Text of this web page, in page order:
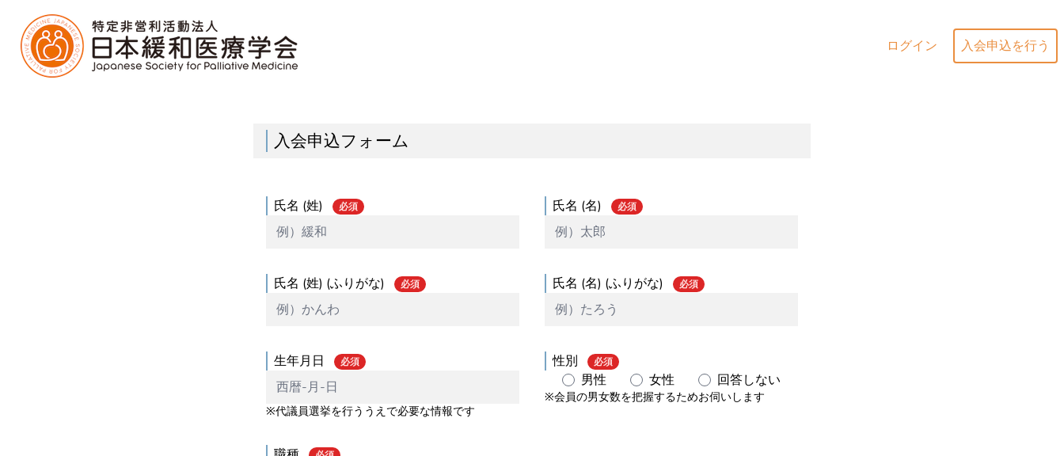
ログイン 入会申込を行う
入会申込フォーム
氏名 (姓) 必須 氏名 (名) 必須
氏名 (姓) (ふりがな) 必須 氏名 (名) (ふりがな) 必須
生年月日 必須
※代議員選挙を行ううえで必要な情報です
性別 必須
男性 女性 回答しない
※会員の男女数を把握するためお伺いします